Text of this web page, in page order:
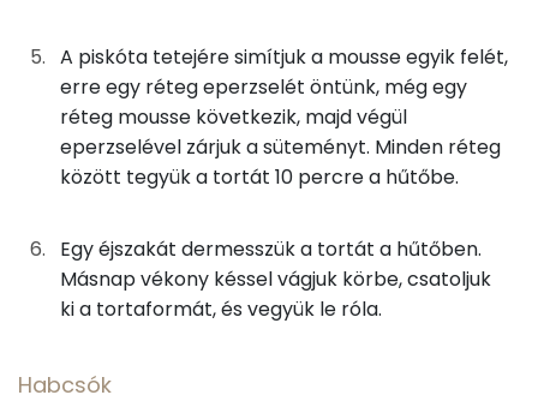
Összesen
65.6 g
Cukor
61 mg
Víz
A piskóta tetejére simítjuk a mousse egyik felét,
erre egy réteg eperzselét öntünk, még egy
réteg mousse következik, majd végül
eperzselével zárjuk a süteményt. Minden réteg
között tegyük a tortát 10 percre a hűtőbe.
Egy éjszakát dermesszük a tortát a hűtőben.
Másnap vékony késsel vágjuk körbe, csatoljuk
ki a tortaformát, és vegyük le róla.
Habcsók